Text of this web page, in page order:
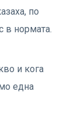
по
в нормата.
и кога
една